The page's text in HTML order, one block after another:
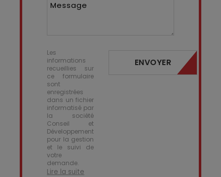
Message
Les
informations
recueillies sur
ce formulaire
sont
enregistrées
dans un fichier
informatisé par
la société
Conseil et
Développement
pour la gestion
et le suivi de
votre
demande.
Lire la suite
ENVOYER